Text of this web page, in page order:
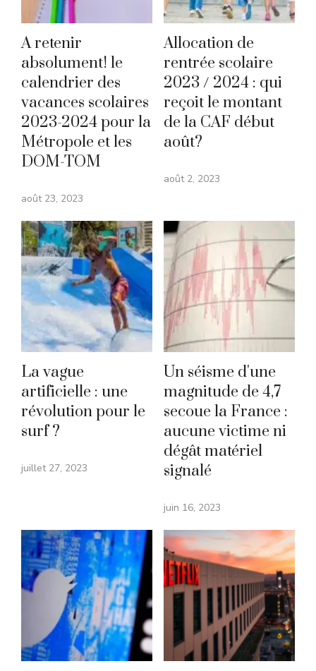
A retenir
absolument! le
calendrier des
vacances scolaires
2023-2024 pour la
Métropole et les
DOM-TOM
août 23, 2023
Allocation de
rentrée scolaire
2023 / 2024 : qui
reçoit le montant
de la CAF début
août?
août 2, 2023
La vague
artificielle : une
révolution pour le
surf ?
juillet 27, 2023
Un séisme d'une
magnitude de 4,7
secoue la France :
aucune victime ni
dégât matériel
signalé
juin 16, 2023